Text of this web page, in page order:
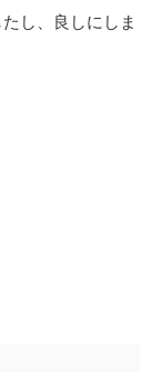
し、良しにしま